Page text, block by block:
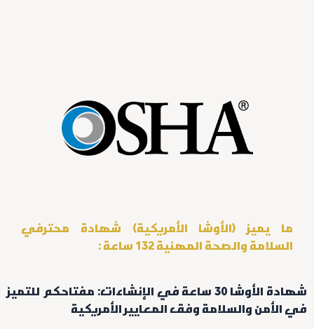
ما يميز (الأوشا الأمريكية) شهادة محترفي
السلامة والصحة المهنية 132 ساعة :
شهادة الأوشا 30 ساعة في الإنشاءات: مفتاحكم للتميز
في الأمن والسلامة وفق المعايير الأمريكية